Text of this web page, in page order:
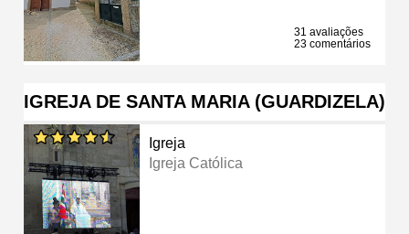
31 avaliações
23 comentários
IGREJA DE SANTA MARIA (GUARDIZELA)
Igreja
Igreja Católica